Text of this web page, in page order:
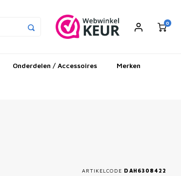
0
Onderdelen / Accessoires Merken
ARTIKELCODE DAH6308422